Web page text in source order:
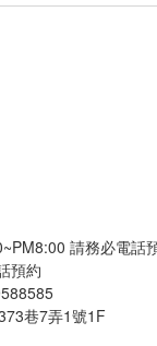
請務必電話
預約
巷7弄1號1F